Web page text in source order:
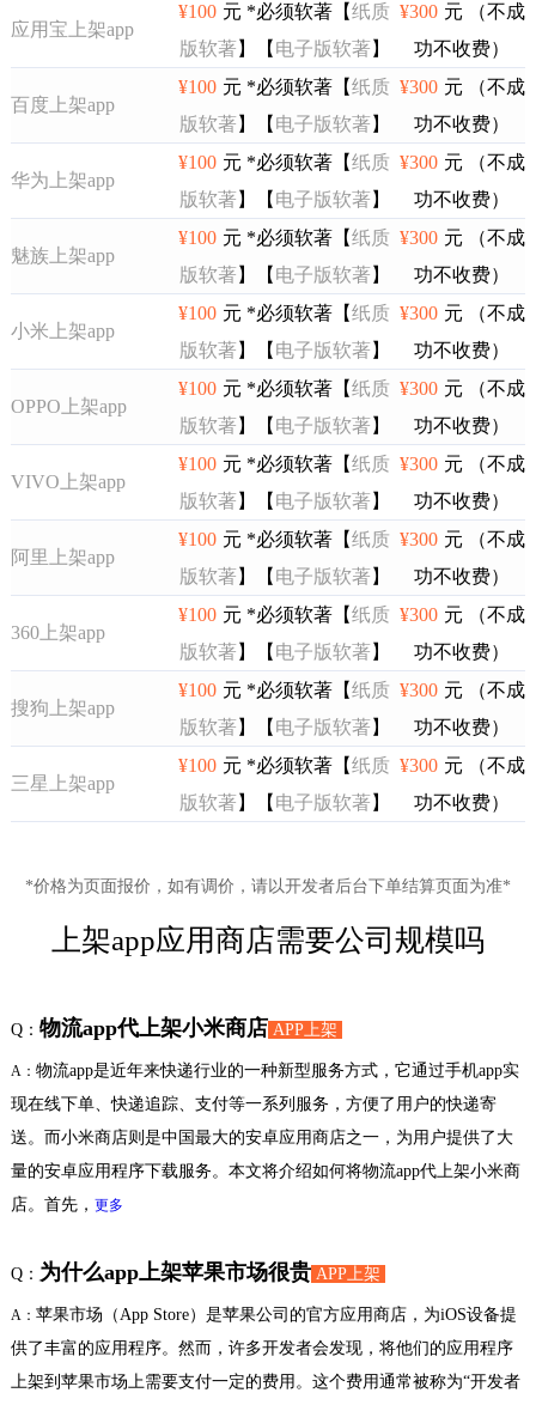
应用宝上架app
¥100 元 *必须软著【纸质
版软著 】【 电子版软著 】
¥300 元 （不成
功不收费）
百度上架app
¥100 元 *必须软著【纸质
版软著 】【 电子版软著 】
¥300 元 （不成
功不收费）
华为上架app
¥100 元 *必须软著【纸质
版软著 】【 电子版软著 】
¥300 元 （不成
功不收费）
魅族上架app
¥100 元 *必须软著【纸质
版软著 】【 电子版软著 】
¥300 元 （不成
功不收费）
小米上架app
¥100 元 *必须软著【纸质
版软著 】【 电子版软著 】
¥300 元 （不成
功不收费）
OPPO上架app
¥100 元 *必须软著【纸质
版软著 】【 电子版软著 】
¥300 元 （不成
功不收费）
VIVO上架app
¥100 元 *必须软著【纸质
版软著 】【 电子版软著 】
¥300 元 （不成
功不收费）
阿里上架app
¥100 元 *必须软著【纸质
版软著 】【 电子版软著 】
¥300 元 （不成
功不收费）
360上架app
¥100 元 *必须软著【纸质
版软著 】【 电子版软著 】
¥300 元 （不成
功不收费）
搜狗上架app
¥100 元 *必须软著【纸质
版软著 】【 电子版软著 】
¥300 元 （不成
功不收费）
三星上架app
¥100 元 *必须软著【纸质
版软著 】【 电子版软著 】
¥300 元 （不成
功不收费）
*价格为页面报价，如有调价，请以开发者后台下单结算页面为准*
上架app应用商店需要公司规模吗
Q： 物流app代上架小米商店 APP上架
A： 物流app是近年来快递行业的一种新型服务方式，它通过手机app实
现在线下单、快递追踪、支付等一系列服务，方便了用户的快递寄
送。而小米商店则是中国最大的安卓应用商店之一，为用户提供了大
量的安卓应用程序下载服务。本文将介绍如何将物流app代上架小米商
店。首先， 更多
Q： 为什么app上架苹果市场很贵 APP上架
A： 苹果市场（App Store）是苹果公司的官方应用商店，为iOS设备提
供了丰富的应用程序。然而，许多开发者会发现，将他们的应用程序
上架到苹果市场上需要支付一定的费用。这个费用通常被称为“开发者